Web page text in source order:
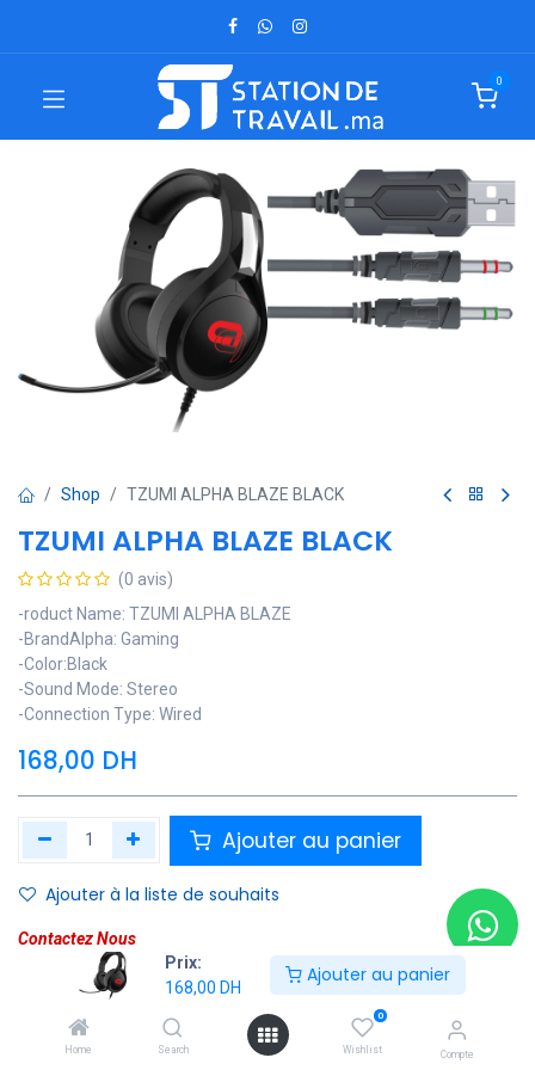
Prix:
168,00 DH
Ajouter au panier
Home Search
0
Wishlist Compte
0
Shop TZUMI ALPHA BLAZE BLACK
TZUMI ALPHA BLAZE BLACK
(0 avis)
-roduct Name: TZUMI ALPHA BLAZE
-BrandAlpha: Gaming
-Color:Black
-Sound Mode: Stereo
-Connection Type: Wired
168,00 DH
Ajouter au panier
Ajouter à la liste de souhaits
Contactez Nous
Soyez averti lorsque le produit est de nouveau en stock
Enregistrer pour plus tard